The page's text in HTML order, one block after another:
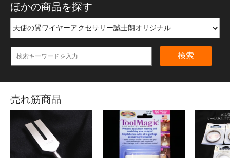
ほかの商品を探す
検索
売れ筋商品